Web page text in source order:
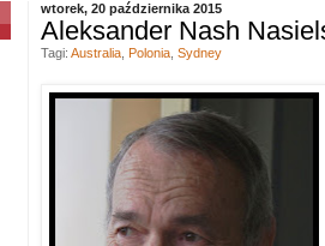
wtorek, 20 października 2015
Aleksander Nash
Tagi: Australia, Polonia, Sydney